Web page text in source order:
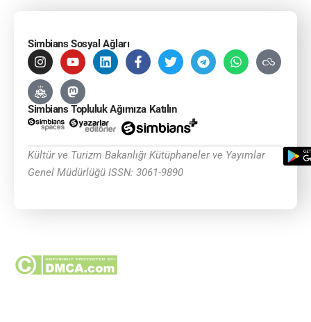
Simbians Sosyal Ağları
Simbians Topluluk Ağımıza Katılın
Kültür ve Turizm Bakanlığı Kütüphaneler ve Yayımlar
Genel Müdürlüğü ISSN: 3061-9890